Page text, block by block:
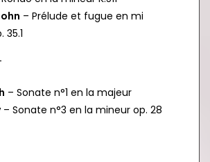
– Prélude et fugue en mi
35.1
– Sonate n°1 en la majeur
– Sonate n°3 en la mineur op. 28